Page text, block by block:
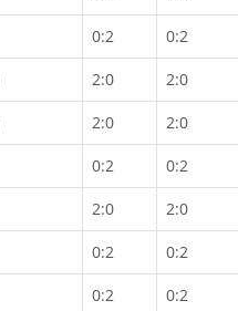
0:2 0:2
2:0 2:0
2:0 2:0
0:2 0:2
2:0 2:0
0:2 0:2
0:2 0:2